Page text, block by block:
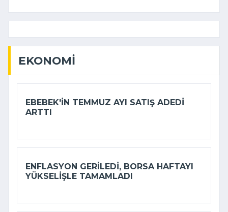
EKONOMI
EBEBEK'IN TEMMUZ AYI SATIŞ ADEDI
ARTTI
ENFLASYON GERILEDI, BORSA HAFTAYI
YÜKSELIŞLE TAMAMLADI